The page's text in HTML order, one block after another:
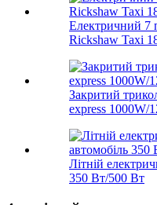
Електричний 7
Rickshaw Taxi
Закритий
express 1000W/
Літній
350 Вт/500 Вт